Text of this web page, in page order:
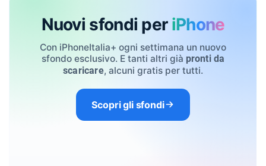
Nuovi sfondi per iPhone
Con iPhoneItalia+ ogni settimana un nuovo
sfondo esclusivo. E tanti altri già pronti da
scaricare, alcuni gratis per tutti.
Scopri gli sfondi